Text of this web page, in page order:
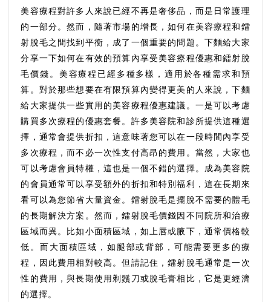
惠
和
鐳
射
脫
毛
價
錢
是
多
少，
如
何
做
到
精
打
細
算
美容療程對許多人來說已經不再是奢侈品，而是日常護理
的一部分。然而，隨著市場的增長，如何在美容療程和鐳
射脫毛之間找到平衡，成了一個重要的問題。下麵給大家
分享一下如何在有效的預算內享受美容療程優惠和鐳射脫
毛價錢。美容療程已經多種多樣，適用於各種需求和預
算。對於那些想要在有限預算內變得更美的人來說，下麵
給大家提供一些實用的美容療程優惠建議。一是可以考慮
購買多次療程的優惠套餐。許多美容院和診所提供這種選
擇，通常會提供折扣，這意味著您可以在一段時間內享受
多次療程，而不必一次性支付高昂的費用。當然，大家也
可以考慮會員特權，這也是一個不錯的選擇。成為美容院
的會員通常可以享受額外的折扣和特別福利，這在長期來
看可以為您節省大量資金。鐳射脫毛是擺脫不需要的體毛
的長期解決方案。然而，鐳射脫毛價錢因不同院所和治療
區域而異。比如小面積區域，如上唇或腋下，通常價格較
低。而大面積區域，如腿部或背部，可能需要更多的療
程，因此費用相對較高。但請記住，鐳射脫毛通常是一次
性的費用，與長期使用剃鬚刀或脫毛膏相比，它是更經濟
的選擇。